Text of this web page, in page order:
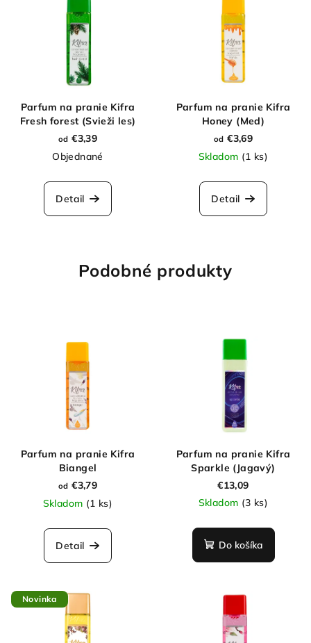
Parfum na pranie Kifra
Fresh forest (Svieži les)
od €3,39
Objednané
Detail
Parfum na pranie Kifra
Honey (Med)
od €3,69
Skladom (1 ks)
Detail
Podobné produkty
Parfum na pranie Kifra
Biangel
od €3,79
Skladom (1 ks)
Detail
Parfum na pranie Kifra
Sparkle (Jagavý)
€13,09
Skladom (3 ks)
Do košíka
Novinka